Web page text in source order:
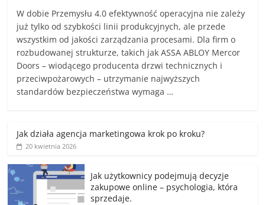
W dobie Przemysłu 4.0 efektywność operacyjna nie zależy
już tylko od szybkości linii produkcyjnych, ale przede
wszystkim od jakości zarządzania procesami. Dla firm o
rozbudowanej strukturze, takich jak ASSA ABLOY Mercor
Doors – wiodącego producenta drzwi technicznych i
przeciwpożarowych – utrzymanie najwyższych
standardów bezpieczeństwa wymaga …
Jak działa agencja marketingowa krok po kroku?
20 kwietnia 2026
Jak użytkownicy podejmują decyzje
zakupowe online – psychologia, która
sprzedaje.